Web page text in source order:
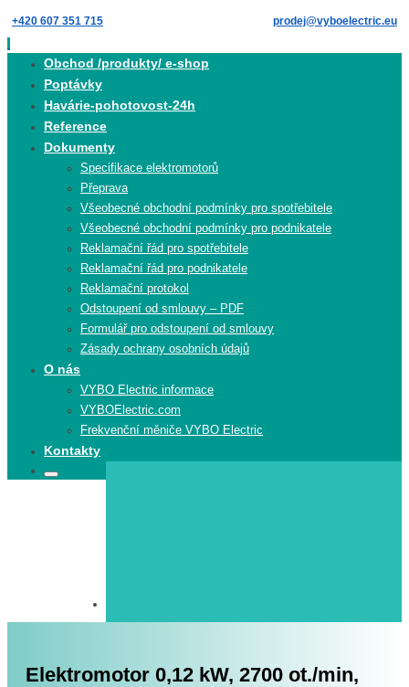
Skip
to
content
+420 607 351 715 prodej@vyboelectric.eu
Obchod /produkty/ e-shop
Poptávky
Havárie-pohotovost-24h
Reference
Dokumenty
Specifikace elektromotorů
Přeprava
Všeobecné obchodní podmínky pro spotřebitele
Všeobecné obchodní podmínky pro podnikatele
Reklamační řád pro spotřebitele
Reklamační řád pro podnikatele
Reklamační protokol
Odstoupení od smlouvy – PDF
Formulář pro odstoupení od smlouvy
Zásady ochrany osobních údajů
O nás
VYBO Electric informace
VYBOElectric.com
Frekvenční měniče VYBO Electric
Kontakty
Search
Search
Elektromotor 0,12 kW, 2700 ot./min,